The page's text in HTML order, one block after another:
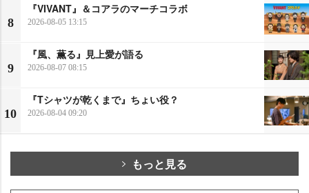
8
『VIVANT』＆コアラのマーチコラボ
2026-08-05 13:15
9
『風、薫る』見上愛が語る
2026-08-07 08:15
10
『Tシャツが乾くまで』ちょい役？
2026-08-04 09:20
もっと見る